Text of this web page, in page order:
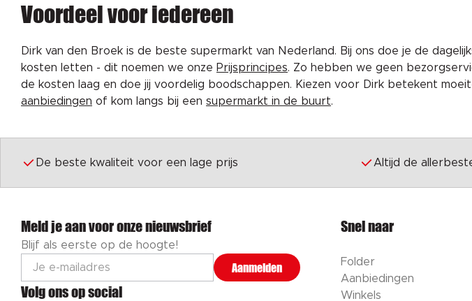
Voordeel voor iedereen
Dirk van den Broek is de beste supermarkt van Nederland. Bij ons doe je de
kosten letten - dit noemen we onze Prijsprincipes. Zo hebben we geen
de kosten laag en doe jij voordelig boodschappen. Kiezen voor Dirk betekent
aanbiedingen of kom langs bij een supermarkt in de buurt.
De beste kwaliteit voor een lage prijs Altijd de
Meld je aan voor onze nieuwsbrief
Blijf als eerste op de hoogte!
Aanmelden
Volg ons op social
Snel naar
Folder
Aanbiedingen
Winkels